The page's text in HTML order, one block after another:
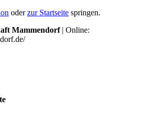
oderzur Startseite springen.
Mammendorf| Online: